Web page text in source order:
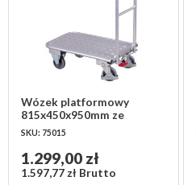
Wózek platformowy
815x450x950mm ze
składanym uchwytem do
pchania - aluminium
SKU: 75015
1.299,00 zł
1.597,77 zł Brutto